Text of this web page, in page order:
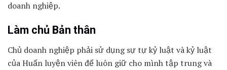
doanh nghiệp.
Làm chủ Bản thân
Chủ doanh nghiệp phải sử dụng sự tự kỷ luật và kỷ luật
của Huấn luyện viên để luôn giữ cho mình tập trung và